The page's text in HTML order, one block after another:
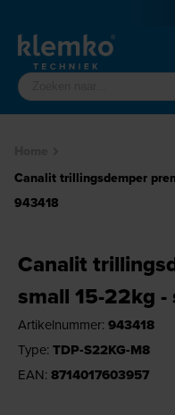
Canalit trillingsdemper
943418
Canalit
small 15-22kg
Artikelnummer: 943418
Type: TDP-S22KG-M8
EAN: 8714017603957